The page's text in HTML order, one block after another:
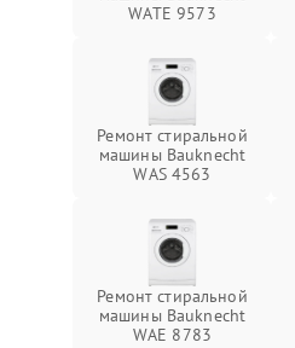
WATE 9573
Ремонт стиральной
машины Bauknecht
WAS 4563
Ремонт стиральной
машины Bauknecht
WAE 8783